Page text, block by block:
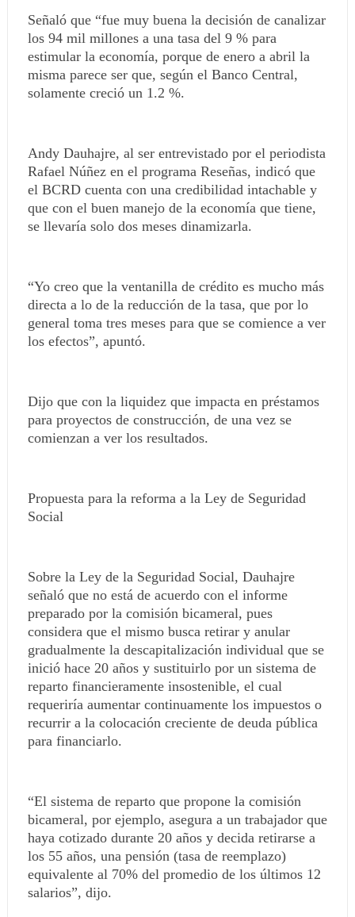
Señaló que “fue muy buena la decisión de canalizar
los 94 mil millones a una tasa del 9 % para
estimular la economía, porque de enero a abril la
misma parece ser que, según el Banco Central,
solamente creció un 1.2 %.
Andy Dauhajre, al ser entrevistado por el periodista
Rafael Núñez en el programa Reseñas, indicó que
el BCRD cuenta con una credibilidad intachable y
que con el buen manejo de la economía que tiene,
se llevaría solo dos meses dinamizarla.
“Yo creo que la ventanilla de crédito es mucho más
directa a lo de la reducción de la tasa, que por lo
general toma tres meses para que se comience a ver
los efectos”, apuntó.
Dijo que con la liquidez que impacta en préstamos
para proyectos de construcción, de una vez se
comienzan a ver los resultados.
Propuesta para la reforma a la Ley de Seguridad
Social
Sobre la Ley de la Seguridad Social, Dauhajre
señaló que no está de acuerdo con el informe
preparado por la comisión bicameral, pues
considera que el mismo busca retirar y anular
gradualmente la descapitalización individual que se
inició hace 20 años y sustituirlo por un sistema de
reparto financieramente insostenible, el cual
requeriría aumentar continuamente los impuestos o
recurrir a la colocación creciente de deuda pública
para financiarlo.
“El sistema de reparto que propone la comisión
bicameral, por ejemplo, asegura a un trabajador que
haya cotizado durante 20 años y decida retirarse a
los 55 años, una pensión (tasa de reemplazo)
equivalente al 70% del promedio de los últimos 12
salarios”, dijo.